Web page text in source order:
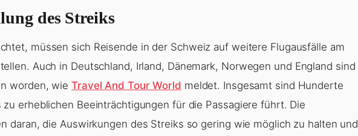
des Streiks
müssen sich Reisende in der Schweiz auf weitere Flugausfälle am
Auch in Deutschland, Irland, Dänemark, Norwegen und England sind
worden, wie Travel And Tour World meldet. Insgesamt sind Hunderte
erheblichen Beeinträchtigungen für die Passagiere führt. Die
daran, die Auswirkungen des Streiks so gering wie möglich zu halten und